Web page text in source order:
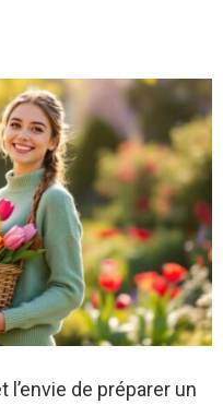
l’envie de préparer un